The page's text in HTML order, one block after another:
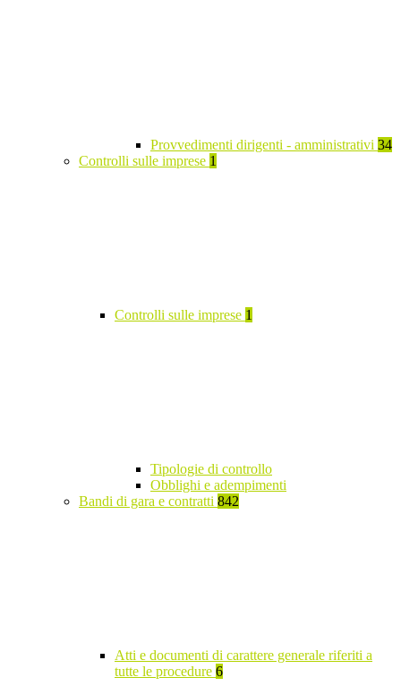
Provvedimenti dirigenti - amministrativi 34
Controlli sulle imprese 1
Controlli sulle imprese 1
Tipologie di controllo
Obblighi e adempimenti
Bandi di gara e contratti 842
Atti e documenti di carattere generale riferiti a
tutte le procedure 6